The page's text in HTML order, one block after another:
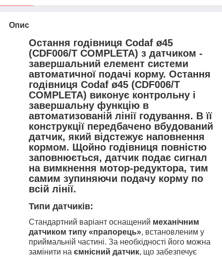
Опис
Остання годівниця Codaf ø45
(CDF006/T COMPLETA) з датчиком -
завершальний елемент системи
автоматичної подачі корму. Остання
годівниця Codaf ø45 (CDF006/T
COMPLETA) виконує контрольну і
завершальну функцію в
автоматизованій лінії годування. В її
конструкції передбачено вбудований
датчик, який відстежує наповнення
кормом. Щойно годівниця повністю
заповнюється, датчик подає сигнал
на вимкнення мотор-редуктора, тим
самим зупиняючи подачу корму по
всій лінії.
Типи датчиків:
Стандартний варіант оснащений механічним
датчиком типу «прапорець», встановленим у
приймальній частині. За необхідності його можна
замінити на ємнісний датчик, що забезпечує